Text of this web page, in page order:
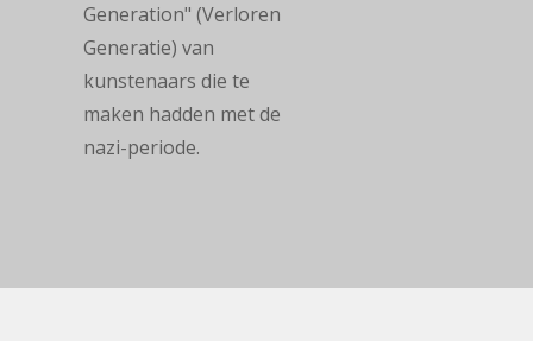
Generation" (Verloren
Generatie) van
kunstenaars die te
maken hadden met de
nazi-periode.